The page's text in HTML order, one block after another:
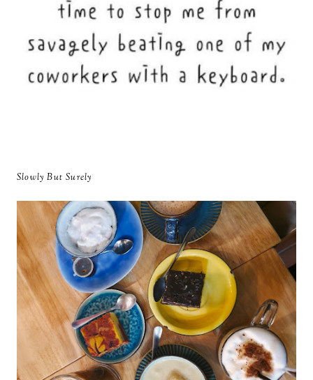
Slowly But Surely